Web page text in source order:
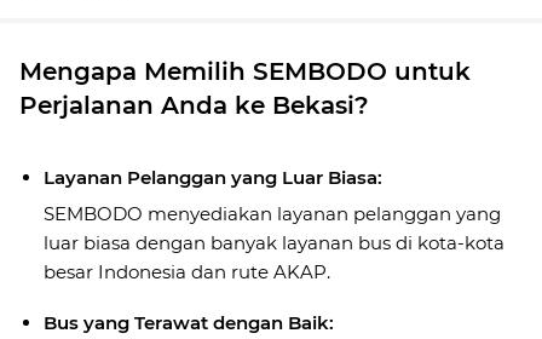
Mengapa Memilih SEMBODO untuk
Perjalanan Anda ke Bekasi?
Layanan Pelanggan yang Luar Biasa:
SEMBODO menyediakan layanan pelanggan yang
luar biasa dengan banyak layanan bus di kota-kota
besar Indonesia dan rute AKAP.
Bus yang Terawat dengan Baik: